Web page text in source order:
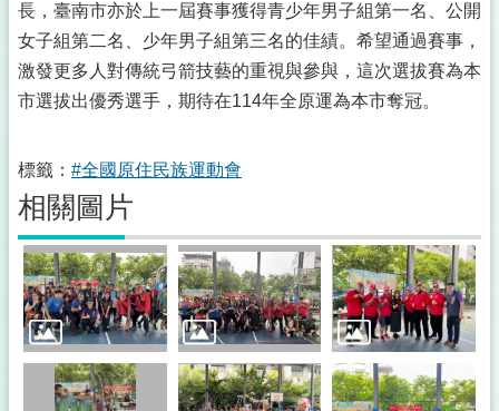
長，臺南市亦於上一屆賽事獲得青少年男子組第一名、公開
女子組第二名、少年男子組第三名的佳績。希望通過賽事，
激發更多人對傳統弓箭技藝的重視與參與，這次選拔賽為本
市選拔出優秀選手，期待在114年全原運為本市奪冠。
標籤： #全國原住民族運動會
相關圖片